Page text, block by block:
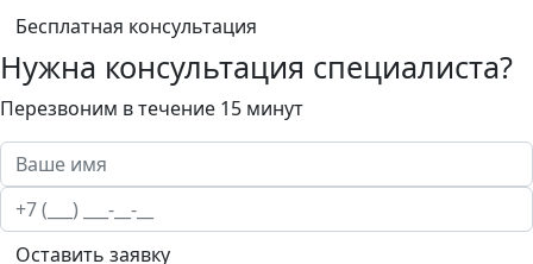
Бесплатная консультация
Нужна консультация специалиста?
Перезвоним в течение 15 минут
Оставить заявку